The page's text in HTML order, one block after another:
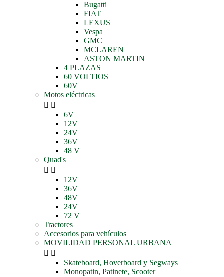
Bugatti
FIAT
LEXUS
Vespa
GMC
MCLAREN
ASTON MARTIN
4 PLAZAS
60 VOLTIOS
60V
Motos eléctricas
 
6V
12V
24V
36V
48 V
Quad's
 
12V
36V
48V
24V
72 V
Tractores
Accesorios para vehículos
MOVILIDAD PERSONAL URBANA
 
Skateboard, Hoverboard y Segways
Monopatin, Patinete, Scooter